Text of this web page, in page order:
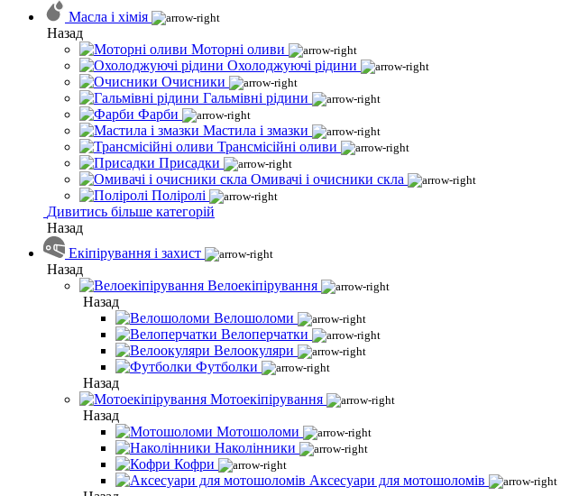
Масла і хімія
Назад
Моторні оливи
Охолоджуючі рідини
Очисники
Гальмівні рідини
Фарби
Мастила і змазки
Трансмісійні оливи
Присадки
Омивачі і очисники скла
Поліролі
Дивитись більше категорій
Назад
Екіпірування і захист
Назад
Велоекіпірування
Назад
Велошоломи
Велоперчатки
Велоокуляри
Футболки
Назад
Мотоекіпірування
Назад
Мотошоломи
Наколінники
Кофри
Аксесуари для мотошоломів